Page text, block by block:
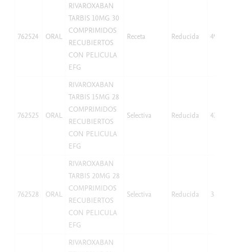
762524 ORAL
RIVAROXABAN
TARBIS 10MG 30
COMPRIMIDOS
RECUBIERTOS
CON PELICULA
EFG
Receta Reducida 49,97
762525 ORAL
RIVAROXABAN
TARBIS 15MG 28
COMPRIMIDOS
RECUBIERTOS
CON PELICULA
EFG
Selectiva Reducida 42,07
762528 ORAL
RIVAROXABAN
TARBIS 20MG 28
COMPRIMIDOS
RECUBIERTOS
CON PELICULA
EFG
Selectiva Reducida 38,25
RIVAROXABAN